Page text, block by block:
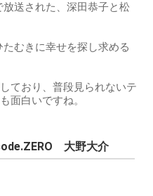
送された、深田恭子と松
むきに幸せを探し求める
ており、普段見られないテ
面白いですね。
大野大介